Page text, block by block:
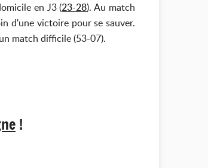
en J3 (23-28). Au match
d'une victoire pour se sauver.
match difficile (53-07).
!